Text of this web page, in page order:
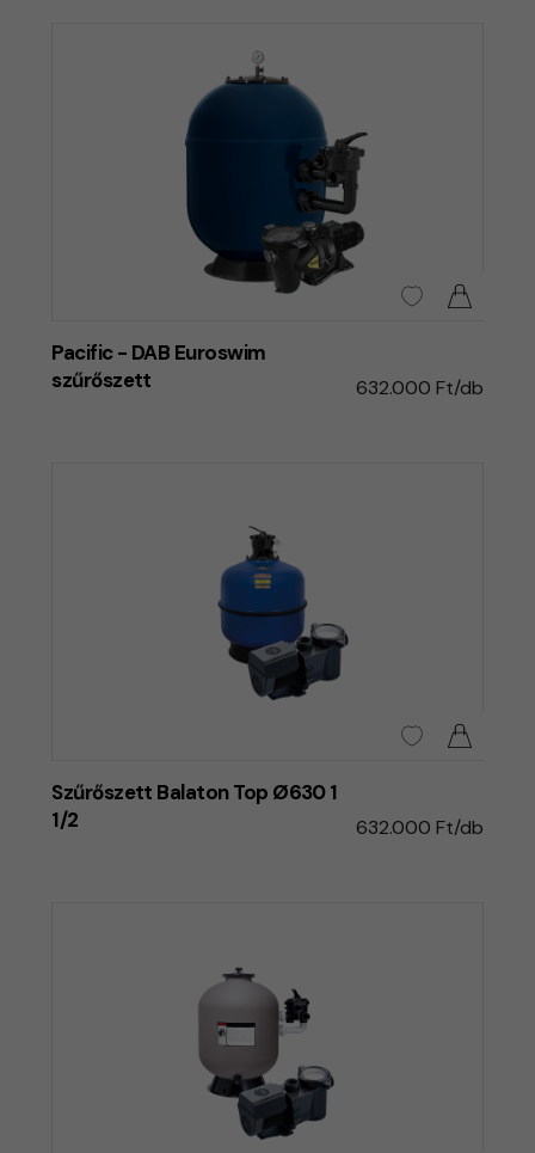
Pacific - DAB Euroswim
szűrőszett
632.000 Ft/db
Szűrőszett Balaton Top Ø630 1
1/2
632.000 Ft/db